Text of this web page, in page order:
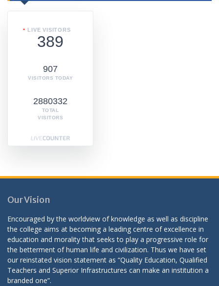
LIVE VISITORS
389
907
VISITORS TODAY
2880332
TOTAL
VISITORS
Our Vision
Encouraged by the worldview of knowledge as well as discipline
the college aims at becoming a leading centre of excellence in
education and morality that seeks to play a progressive role for
the betterment of human life and civilization. Thus we have set
our reinstated vision statement as “Quality Education, Qualified
Teachers and Superior Infrastructures can make an institution a
branded one”.